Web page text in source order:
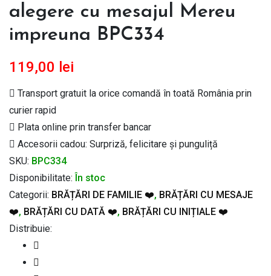
alegere cu mesajul Mereu
impreuna BPC334
119,00 lei
Transport gratuit la orice comandă în toată România prin
curier rapid
Plata online prin transfer bancar
Accesorii cadou: Surpriză, felicitare și punguliță
SKU: BPC334
Disponibilitate: În stoc
Categorii: BRĂȚĂRI DE FAMILIE ❤️, BRĂȚĂRI CU MESAJE
❤️, BRĂȚĂRI CU DATĂ ❤️, BRĂȚĂRI CU INIȚIALE ❤️
Distribuie: